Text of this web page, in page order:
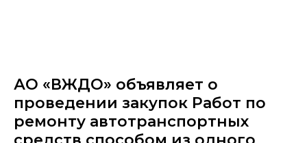
АО «ВЖДО» объявляет о
проведении закупок Работ по
ремонту автотранспортных